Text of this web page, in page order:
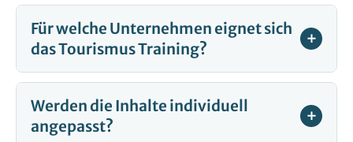
Für welche Unternehmen eignet sich
das Tourismus Training?
Werden die Inhalte individuell
angepasst?